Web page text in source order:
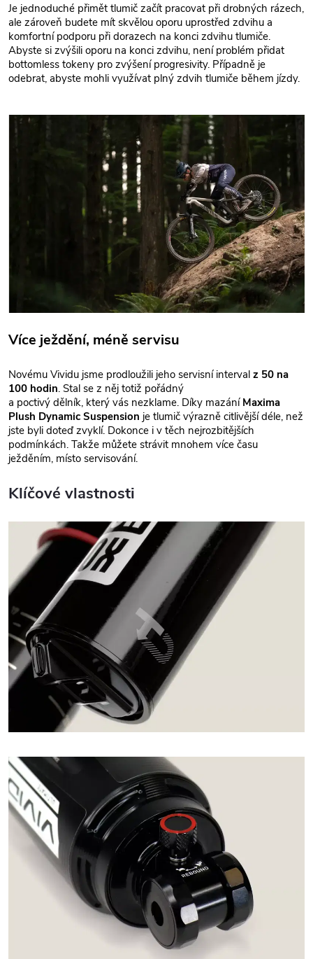
Je jednoduché přimět tlumič začít pracovat při drobných rázech,
ale zároveň budete mít skvělou oporu uprostřed zdvihu a
komfortní podporu při dorazech na konci zdvihu tlumiče.
Abyste si zvýšili oporu na konci zdvihu, není problém přidat
bottomless tokeny pro zvýšení progresivity. Případně je
odebrat, abyste mohli využívat plný zdvih tlumiče během jízdy.
Více ježdění, méně servisu
Novému Vividu jsme prodloužili jeho servisní interval z 50 na
100 hodin. Stal se z něj totiž pořádný
a poctivý dělník, který vás nezklame. Díky mazání Maxima
Plush Dynamic Suspension je tlumič výrazně citlivější déle, než
jste byli doteď zvyklí. Dokonce i v těch nejrozbitějších
podmínkách. Takže můžete strávit mnohem více času
ježděním, místo servisování.
Klíčové vlastnosti